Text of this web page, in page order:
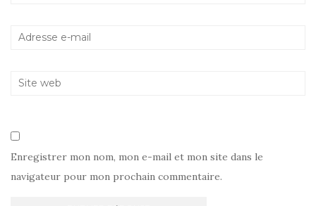
Enregistrer mon nom, mon e-mail et mon site dans le
navigateur pour mon prochain commentaire.